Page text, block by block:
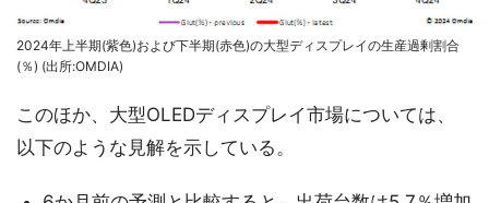
2024年上半期(紫色)および下半期(赤色)の大型ディスプレイの生産過剰割合
(％) (出所:OMDIA)
このほか、大型OLEDディスプレイ市場については、
以下のような見解を示している。